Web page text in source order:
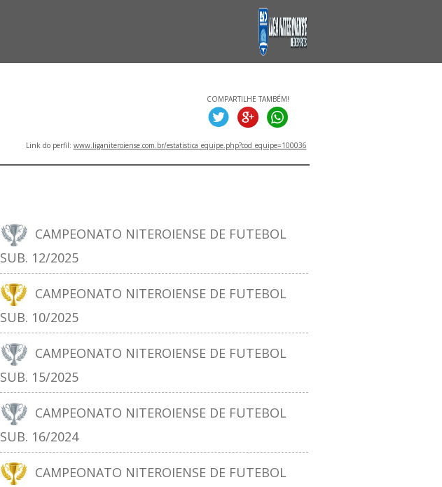
COMPARTILHE TAMBÉM!
Link do perfil: www.liganiteroiense.com.br/estatistica_equipe.php?cod_equipe=100036
CAMPEONATO NITEROIENSE DE FUTEBOL
SUB. 12/2025
CAMPEONATO NITEROIENSE DE FUTEBOL
SUB. 10/2025
CAMPEONATO NITEROIENSE DE FUTEBOL
SUB. 15/2025
CAMPEONATO NITEROIENSE DE FUTEBOL
SUB. 16/2024
CAMPEONATO NITEROIENSE DE FUTEBOL